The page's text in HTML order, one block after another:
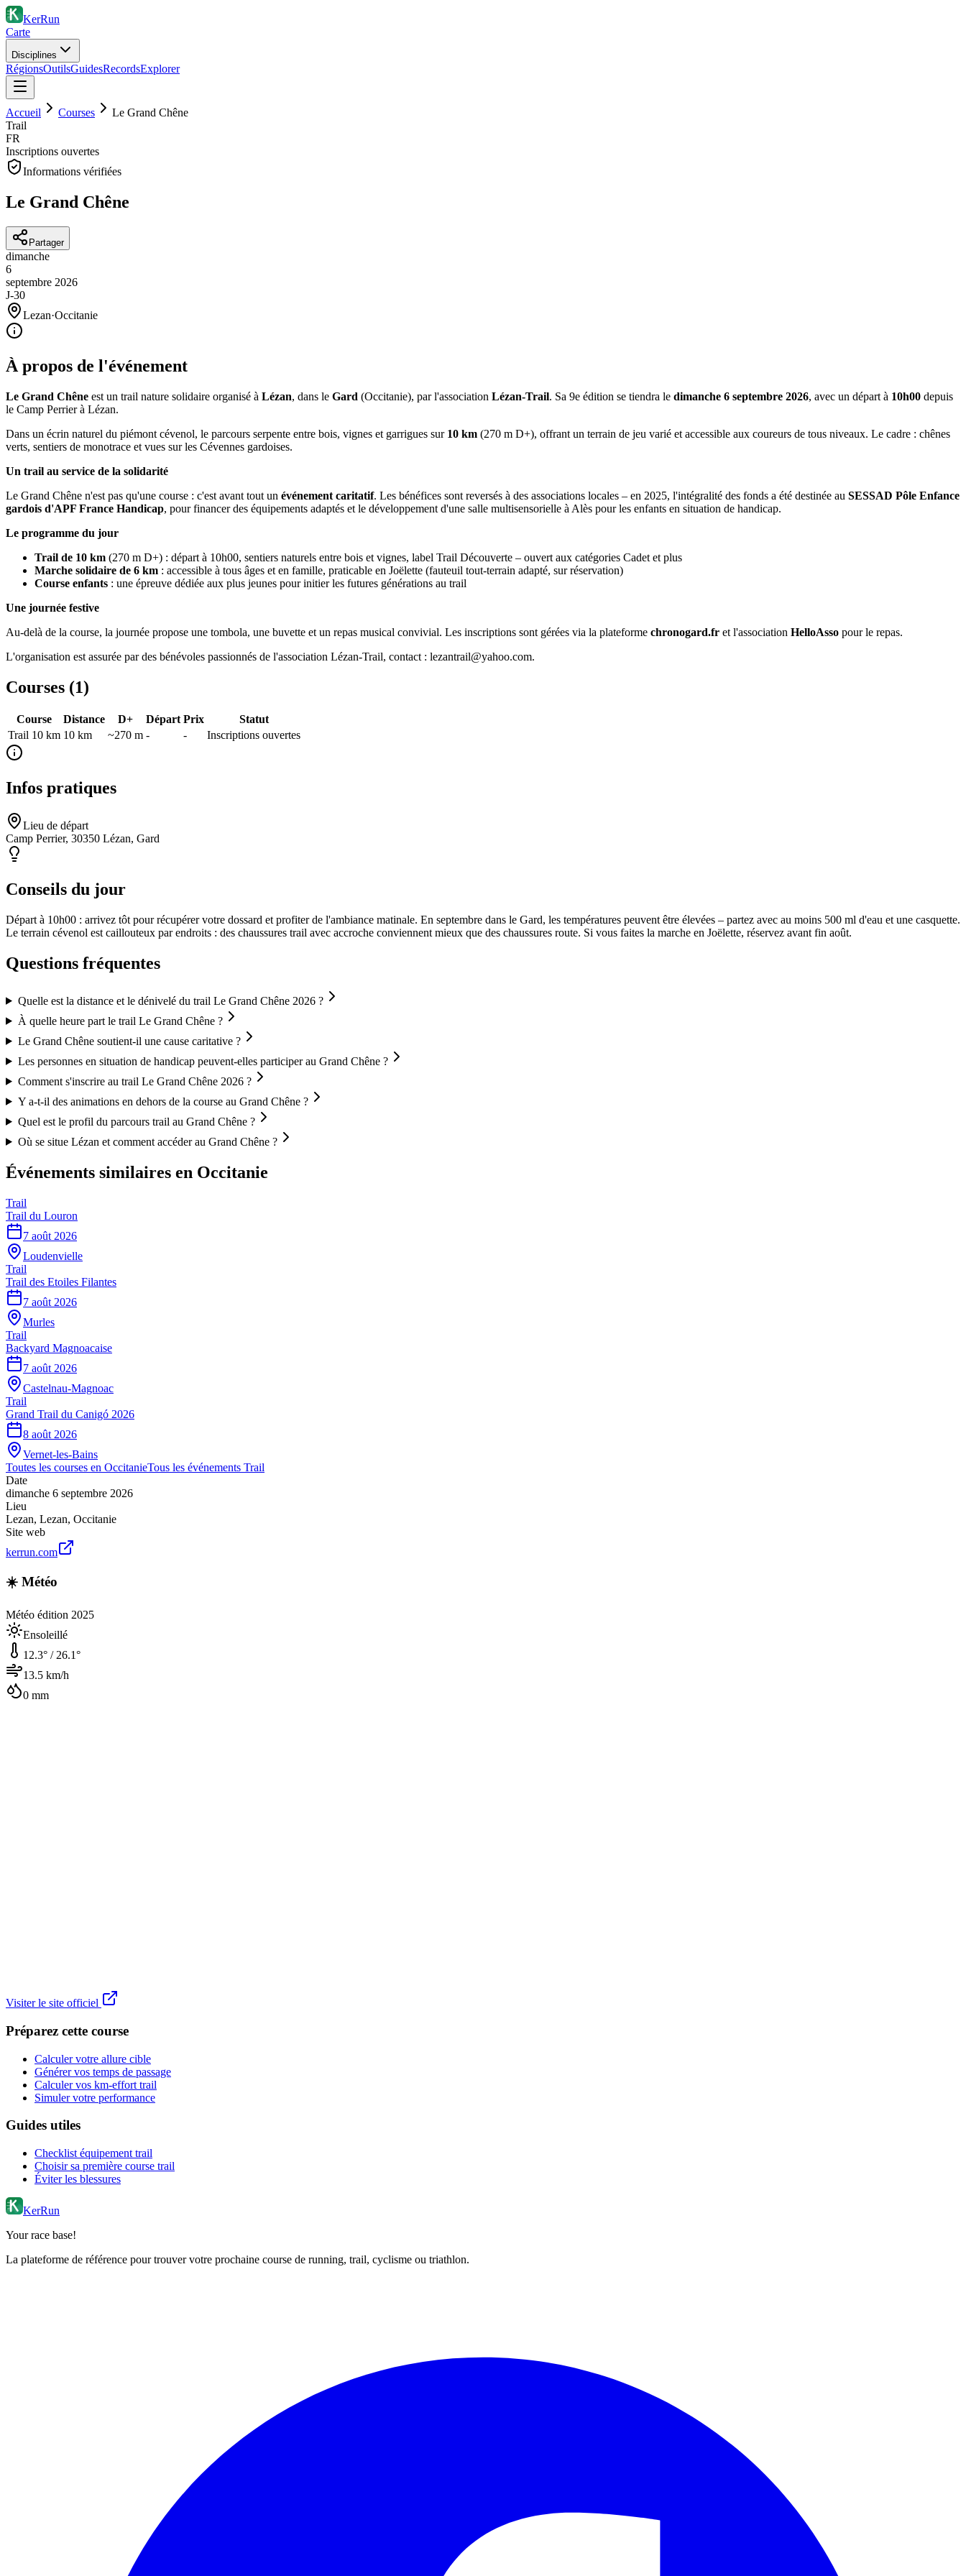
KerRun
Carte
Disciplines
RégionsOutilsGuidesRecordsExplorer
Accueil Courses
Le Grand Chêne
Trail
FR
Inscriptions ouvertes
Informations vérifiées
Le Grand Chêne
Partager
dimanche
6
septembre 2026
J-30
Lezan·Occitanie
À propos de l'événement
Le Grand Chêne est un trail nature solidaire organisé à Lézan, dans le Gard (Occitanie), par l'association Lézan-Trail. Sa 9e édition se tiendra le dimanche 6 septembre 2026, avec un départ à 10h00 depuis
le Camp Perrier à Lézan.
Dans un écrin naturel du piémont cévenol, le parcours serpente entre bois, vignes et garrigues sur 10 km (270 m D+), offrant un terrain de jeu varié et accessible aux coureurs de tous niveaux. Le cadre : chênes
verts, sentiers de monotrace et vues sur les Cévennes gardoises.
Un trail au service de la solidarité
Le Grand Chêne n'est pas qu'une course : c'est avant tout un événement caritatif. Les bénéfices sont reversés à des associations locales – en 2025, l'intégralité des fonds a été destinée au SESSAD Pôle Enfance
gardois d'APF France Handicap, pour financer des équipements adaptés et le développement d'une salle multisensorielle à Alès pour les enfants en situation de handicap.
Le programme du jour
Trail de 10 km (270 m D+) : départ à 10h00, sentiers naturels entre bois et vignes, label Trail Découverte – ouvert aux catégories Cadet et plus
Marche solidaire de 6 km : accessible à tous âges et en famille, praticable en Joëlette (fauteuil tout-terrain adapté, sur réservation)
Course enfants : une épreuve dédiée aux plus jeunes pour initier les futures générations au trail
Une journée festive
Au-delà de la course, la journée propose une tombola, une buvette et un repas musical convivial. Les inscriptions sont gérées via la plateforme chronogard.fr et l'association HelloAsso pour le repas.
L'organisation est assurée par des bénévoles passionnés de l'association Lézan-Trail, contact : lezantrail@yahoo.com.
Courses (1)
Course Distance D+ Départ Prix
Statut
Trail 10 km 10 km ~270 m - - Inscriptions ouvertes
Infos pratiques
Lieu de départ
Camp Perrier, 30350 Lézan, Gard
Conseils du jour
Départ à 10h00 : arrivez tôt pour récupérer votre dossard et profiter de l'ambiance matinale. En septembre dans le Gard, les températures peuvent être élevées – partez avec au moins 500 ml d'eau et une casquette.
Le terrain cévenol est caillouteux par endroits : des chaussures trail avec accroche conviennent mieux que des chaussures route. Si vous faites la marche en Joëlette, réservez avant fin août.
Questions fréquentes
Quelle est la distance et le dénivelé du trail Le Grand Chêne 2026 ?
À quelle heure part le trail Le Grand Chêne ?
Le Grand Chêne soutient-il une cause caritative ?
Les personnes en situation de handicap peuvent-elles participer au Grand Chêne ?
Comment s'inscrire au trail Le Grand Chêne 2026 ?
Y a-t-il des animations en dehors de la course au Grand Chêne ?
Quel est le profil du parcours trail au Grand Chêne ?
Où se situe Lézan et comment accéder au Grand Chêne ?
Événements similaires en Occitanie
Trail
Trail du Louron
7 août 2026
Loudenvielle
Trail
Trail des Etoiles Filantes
7 août 2026
Murles
Trail
Backyard Magnoacaise
7 août 2026
Castelnau-Magnoac
Trail
Grand Trail du Canigó 2026
8 août 2026
Vernet-les-Bains
Toutes les courses en OccitanieTous les événements Trail
Date
dimanche 6 septembre 2026
Lieu
Lezan, Lezan, Occitanie
Site web
kerrun.com
☀️ Météo
Météo édition 2025
Ensoleillé
12.3° / 26.1°
13.5 km/h
0 mm
Visiter le site officiel
Préparez cette course
Calculer votre allure cible
Générer vos temps de passage
Calculer vos km-effort trail
Simuler votre performance
Guides utiles
Checklist équipement trail
Choisir sa première course trail
Éviter les blessures
KerRun
Your race base!
La plateforme de référence pour trouver votre prochaine course de running, trail, cyclisme ou triathlon.